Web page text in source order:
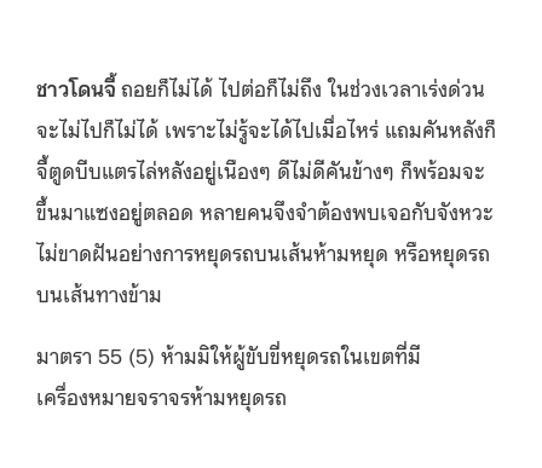
ชาวโดนจี้ ถอยก็ไม่ได้ ไปต่อก็ไม่ถึง ในช่วงเวลาเร่งด่วน
จะไม่ไปก็ไม่ได้ เพราะไม่รู้จะได้ไปเมื่อไหร่ แถมคันหลังก็
จี้ตูดบีบแตรไล่หลังอยู่เนืองๆ ดีไม่ดีคันข้างๆ ก็พร้อมจะ
ขึ้นมาแซงอยู่ตลอด หลายคนจึงจำต้องพบเจอกับจังหวะ
ไม่ขาดฝันอย่างการหยุดรถบนเส้นห้ามหยุด หรือหยุดรถ
บนเส้นทางข้าม
มาตรา 55 (5) ห้ามมิให้ผู้ขับขี่หยุดรถในเขตที่มี
เครื่องหมายจราจรห้ามหยุดรถ